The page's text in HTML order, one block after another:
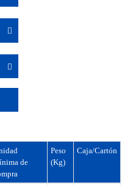
de
Peso
(Kg)
Caja/Cartón